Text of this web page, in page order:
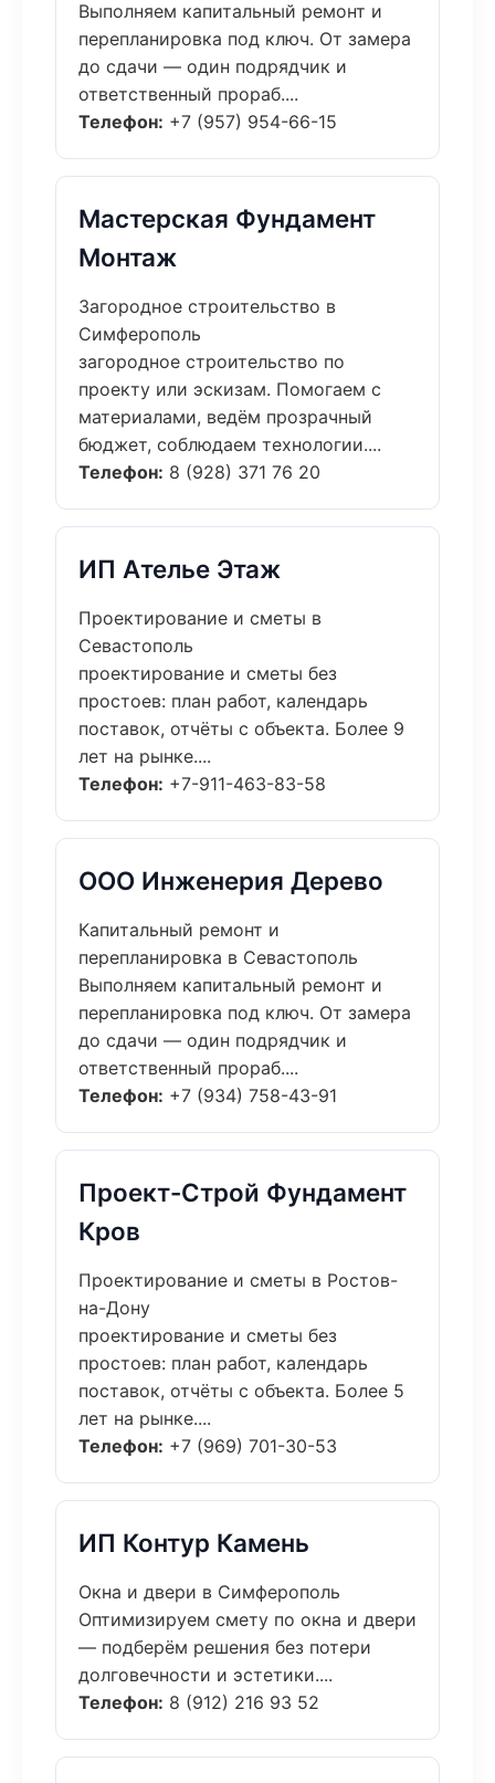
Выполняем капитальный ремонт и
перепланировка под ключ. От замера
до сдачи — один подрядчик и
ответственный прораб....
Телефон: +7 (957) 954-66-15
Мастерская Фундамент
Монтаж
Загородное строительство в
Симферополь
загородное строительство по
проекту или эскизам. Помогаем с
материалами, ведём прозрачный
бюджет, соблюдаем технологии....
Телефон: 8 (928) 371 76 20
ИП Ателье Этаж
Проектирование и сметы в
Севастополь
проектирование и сметы без
простоев: план работ, календарь
поставок, отчёты с объекта. Более 9
лет на рынке....
Телефон: +7-911-463-83-58
ООО Инженерия Дерево
Капитальный ремонт и
перепланировка в Севастополь
Выполняем капитальный ремонт и
перепланировка под ключ. От замера
до сдачи — один подрядчик и
ответственный прораб....
Телефон: +7 (934) 758-43-91
Проект-Строй Фундамент
Кров
Проектирование и сметы в Ростов-
на-Дону
проектирование и сметы без
простоев: план работ, календарь
поставок, отчёты с объекта. Более 5
лет на рынке....
Телефон: +7 (969) 701-30-53
ИП Контур Камень
Окна и двери в Симферополь
Оптимизируем смету по окна и двери
— подберём решения без потери
долговечности и эстетики....
Телефон: 8 (912) 216 93 52